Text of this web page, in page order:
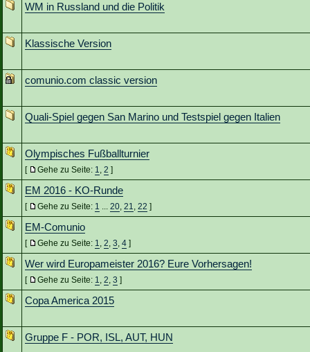
WM in Russland und die Politik
Klassische Version
comunio.com classic version
Quali-Spiel gegen San Marino und Testspiel gegen Italien
Olympisches Fußballturnier
[ Gehe zu Seite: 1, 2 ]
EM 2016 - KO-Runde
[ Gehe zu Seite: 1 ... 20, 21, 22 ]
EM-Comunio
[ Gehe zu Seite: 1, 2, 3, 4 ]
Wer wird Europameister 2016? Eure Vorhersagen!
[ Gehe zu Seite: 1, 2, 3 ]
Copa America 2015
Gruppe F - POR, ISL, AUT, HUN